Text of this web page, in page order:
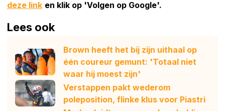
deze link en klik op 'Volgen op Google'.
Lees ook
Brown heeft het bij zijn uithaal op
één coureur gemunt: 'Totaal niet
waar hij moest zijn'
Verstappen pakt wederom
poleposition, flinke klus voor Piastri